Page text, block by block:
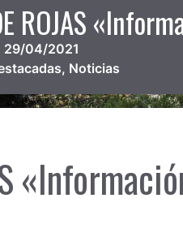
ROJAS
29/04/2021
, Noticias